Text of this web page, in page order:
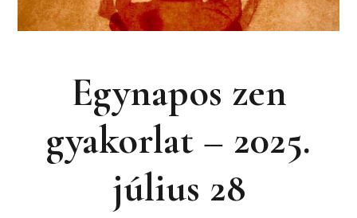
Egynapos zen
gyakorlat – 2025.
július 28